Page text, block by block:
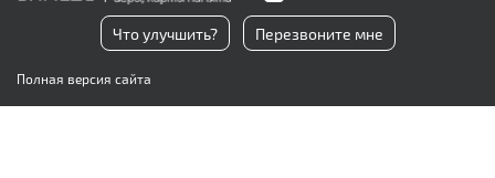
Что улучшить? Перезвоните мне
Полная версия сайта